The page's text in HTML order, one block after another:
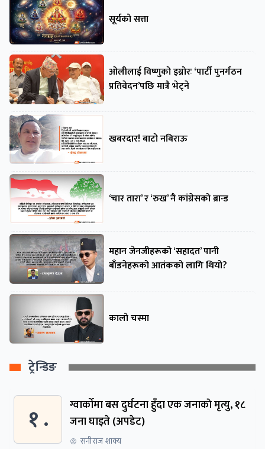
सूर्यको सत्ता
ओलीलाई विष्णुको इग्नोरः ‘पार्टी पुनर्गठन
प्रतिवेदन’पछि मात्रै भेट्ने
खबरदार! बाटो नबिराऊ
‘चार तारा’ र ‘रुख’ नै कांग्रेसको ब्रान्ड
महान जेनजीहरूको ‘सहादत’ पानी
बाँडनेहरूको आतंकको लागि थियो?
कालो चस्मा
ट्रेन्डिङ
१ .
ग्वार्काेमा बस दुर्घटना हुँदा एक जनाकाे मृत्यु, १८
जना घाइते (अपडेट)
सनीराज शाक्य